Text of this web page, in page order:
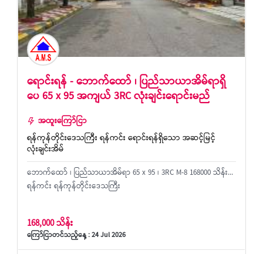
ရောင်းရန် - ဘောက်ထော် ၊ ပြည်သာယာအိမ်ရာရှိ
ပေ 65 x 95 အကျယ် 3RC လုံးချင်းရောင်းမည်
အထူးကြော်ငြာ
ရန်ကုန်တိုင်းဒေသကြီး ရန်ကင်း ရောင်းရန်ရှိသော အဆင့်မြင့်
လုံးချင်းအိမ်
ဘောက်ထော် ၊ ပြည်သာယာအိမ်ရာ 65 x 95 ၊ 3RC M-8 168000 သိန်း...
ရန်ကင်း ရန်ကုန်တိုင်းဒေသကြီး
168,000 သိန်း
ကြော်ငြာတင်သည့်နေ့ : 24 Jul 2026